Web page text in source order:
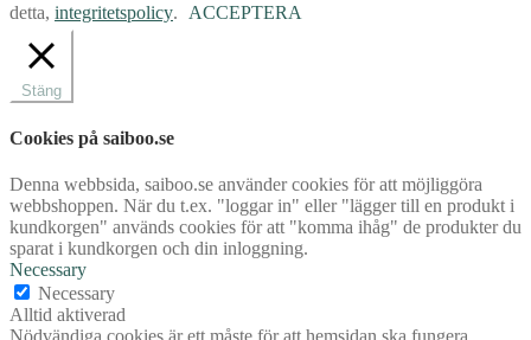
detta, integritetspolicy. ACCEPTERA
Stäng
Cookies på saiboo.se
Denna webbsida, saiboo.se använder cookies för att möjliggöra
webbshoppen. När du t.ex. "loggar in" eller "lägger till en produkt i
kundkorgen" används cookies för att "komma ihåg" de produkter du
sparat i kundkorgen och din inloggning.
Necessary
Necessary
Alltid aktiverad